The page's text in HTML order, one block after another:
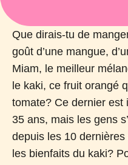
Que dirais-tu de
goût d’une mangue,
Miam, le meilleur
le kaki, ce fruit orangé
tomate? Ce dernier est
35 ans, mais les gens
depuis les 10
les bienfaits du kaki?